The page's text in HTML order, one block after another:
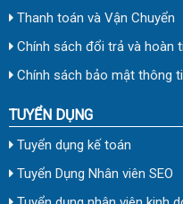
Thanh toán và Vận Chuyển
Chính sách đổi trả và hoàn
Chính sách bảo mật thông
TUYỂN DỤNG
Tuyển dụng kế toán
Tuyển Dụng Nhân viên SEO